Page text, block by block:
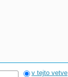
v tejto vetve